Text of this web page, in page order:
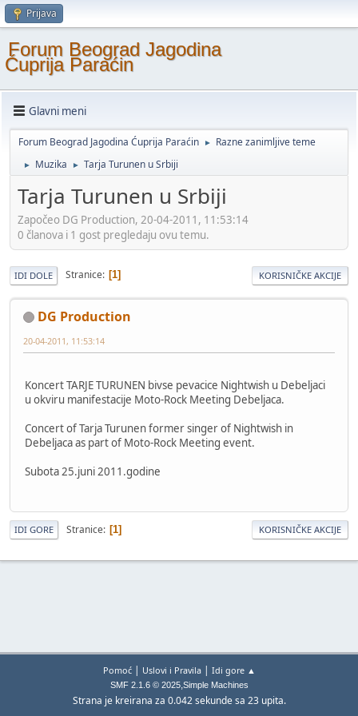
Prijava
Forum Beograd Jagodina
Ćuprija Paraćin
Glavni meni
Forum Beograd Jagodina Ćuprija Paraćin ► Razne zanimljive teme
► Muzika ► Tarja Turunen u Srbiji
Tarja Turunen u Srbiji
Započeo DG Production, 20-04-2011, 11:53:14
0 članova i 1 gost pregledaju ovu temu.
IDI DOLE Stranice 1 KORISNIČKE AKCIJE
DG Production
20-04-2011, 11:53:14
Koncert TARJE TURUNEN bivse pevacice Nightwish u Debeljaci
u okviru manifestacije Moto-Rock Meeting Debeljaca.
Concert of Tarja Turunen former singer of Nightwish in
Debeljaca as part of Moto-Rock Meeting event.
Subota 25.juni 2011.godine
IDI GORE Stranice 1 KORISNIČKE AKCIJE
Pomoć| Uslovi i Pravila| Idi gore ▲
SMF 2.1.6 © 2025,Simple Machines
Strana je kreirana za 0.042 sekunde sa 23 upita.